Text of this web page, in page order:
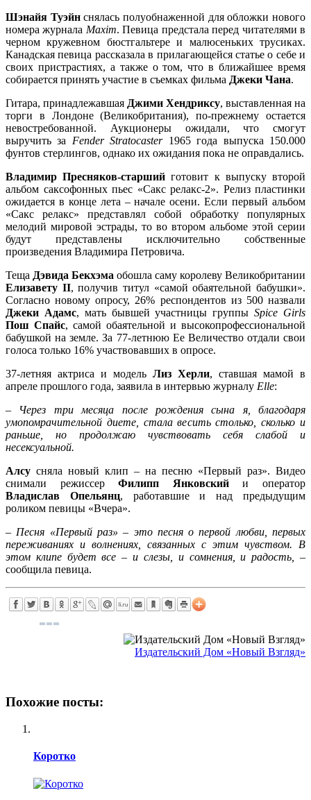
Шэнайя Туэйнснялась полуобнаженной для обложки нового
номера журнала Maxim. Певица предстала перед читателями в
черном кружевном бюстгальтере и малюсеньких трусиках.
Канадская певица рассказала в прилагающейся статье о себе и
своих пристрастиях, а также о том, что в ближайшее время
собирается принять участие в съемках фильма Джеки Чана.
Гитара, принадлежавшая Джими Хендриксу, выставленная на
торги в Лондоне (Великобритания), по-прежнему остается
невостребованной. Аукционеры ожидали, что смогут
выручить за Fender Stratocaster1965 года выпуска 150.000
фунтов стерлингов, однако их ожидания пока не оправдались.
Владимир Пресняков-старший готовит к выпуску второй
альбом саксофонных пьес «Сакс релакс-2». Релиз пластинки
ожидается в конце лета – начале осени. Если первый альбом
«Сакс релакс» представлял собой обработку популярных
мелодий мировой эстрады, то во втором альбоме этой серии
будут представлены исключительно собственные
произведения Владимира Петровича.
Теща Дэвида Бекхэма обошла саму королеву Великобритании
Елизавету II, получив титул «самой обаятельной бабушки».
Согласно новому опросу, 26% респондентов из 500 назвали
Джеки Адамс, мать бывшей участницы группыSpice Girls
Пош Спайс, самой обаятельной и высокопрофессиональной
бабушкой на земле. За 77-летнюю Ее Величество отдали свои
голоса только 16% участвовавших в опросе.
37-летняя актриса и модель Лиз Херли, ставшая мамой в
апреле прошлого года, заявила в интервью журналу Elle:
– Через три месяца после рождения сына я, благодаря
умопомрачительной диете, стала весить столько, сколько и
раньше, но продолжаю чувствовать себя слабой и
несексуальной.
Алсу сняла новый клип – на песню «Первый раз». Видео
снимали режиссерФилипп Янковскийи оператор
Владислав Опельянц, работавшие и над предыдущим
роликом певицы «Вчера».
– Песня «Первый раз» – это песня о первой любви, первых
переживаниях и волнениях, связанных с этим чувством. В
этом клипе будет все – и слезы, и сомнения, и радость,
–
сообщила певица.
Издательский Дом «Новый Взгляд»
Похожие посты:
Коротко